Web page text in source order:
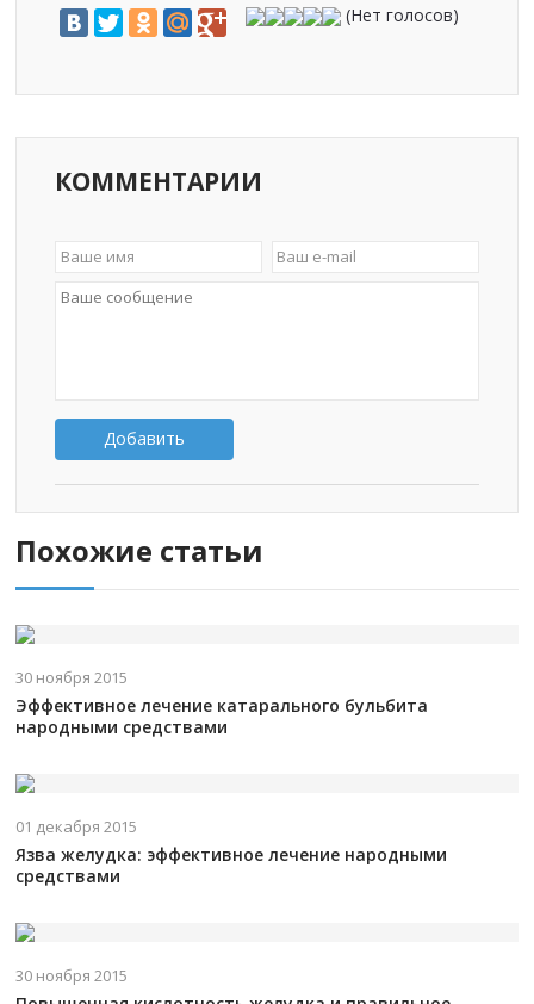
(Нет голосов)
КОММЕНТАРИИ
Добавить
Похожие статьи
30 ноября 2015
Эффективное лечение катарального бульбита
народными средствами
01 декабря 2015
Язва желудка: эффективное лечение народными
средствами
30 ноября 2015